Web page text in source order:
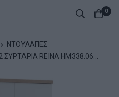
0
ΝΤΟΥΛΑΠΕΣ
REINA HM338.06